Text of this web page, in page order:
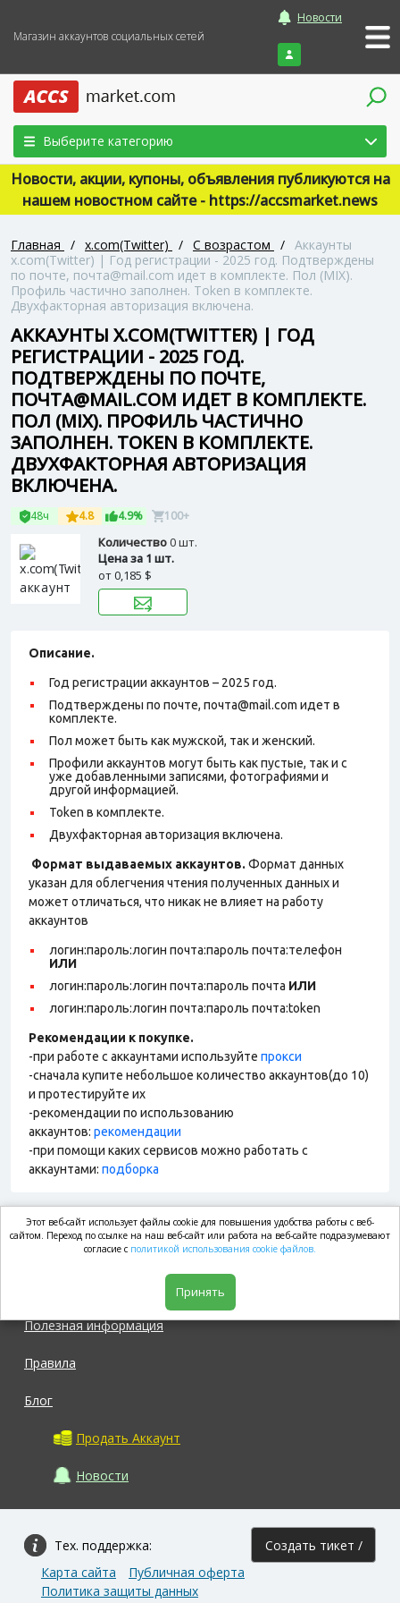
Магазин аккаунтов социальных сетей
Новости
Войти
Выберите категорию
Новости, акции, купоны, объявления публикуются на
нашем новостном сайте - https://accsmarket.news
Главная / x.com(Twitter) / С возрастом / Аккаунты
x.com(Twitter) | Год регистрации - 2025 год. Подтверждены
по почте, почта@mail.com идет в комплекте. Пол (MIX).
Профиль частично заполнен. Token в комплекте.
Двухфакторная авторизация включена.
АККАУНТЫ X.COM(TWITTER) | ГОД
РЕГИСТРАЦИИ - 2025 ГОД.
ПОДТВЕРЖДЕНЫ ПО ПОЧТЕ,
ПОЧТА@MAIL.COM ИДЕТ В КОМПЛЕКТЕ.
ПОЛ (MIX). ПРОФИЛЬ ЧАСТИЧНО
ЗАПОЛНЕН. TOKEN В КОМПЛЕКТЕ.
ДВУХФАКТОРНАЯ АВТОРИЗАЦИЯ
ВКЛЮЧЕНА.
48ч 4.8 4.9% 100+
Количество0 шт.
Цена за 1 шт.
от0,185 $
Описание.
Год регистрации аккаунтов – 2025 год.
Подтверждены по почте, почта@mail.com идет в
комплекте.
Пол может быть как мужской, так и женский.
Профили аккаунтов могут быть как пустые, так и с
уже добавленными записями, фотографиями и
другой информацией.
Token в комплекте.
Двухфакторная авторизация включена.
Формат выдаваемых аккаунтов. Формат данных
указан для облегчения чтения полученных данных и
может отличаться, что никак не влияет на работу
аккаунтов
логин:пароль:логин почта:пароль почта:телефон
ИЛИ
логин:пароль:логин почта:пароль почта ИЛИ
логин:пароль:логин почта:пароль почта:token
Рекомендации к покупке.
-при работе с аккаунтами используйте прокси
-сначала купите небольшое количество аккаунтов(до 10)
и протестируйте их
-рекомендации по использованию
аккаунтов: рекомендации
-при помощи каких сервисов можно работать с
аккаунтами: подборка
market.com
Полезная информация
Правила
Блог
Продать Аккаунт
Новости
Тех. поддержка: Создать тикет /
Карта сайта
Публичная оферта
Политика защиты данных
Этот веб-сайт использует файлы cookie для повышения удобства работы с веб-
сайтом. Переход по ссылке на наш веб-сайт или работа на веб-сайте подразумевают
согласие с политикой использования cookie файлов.
Принять